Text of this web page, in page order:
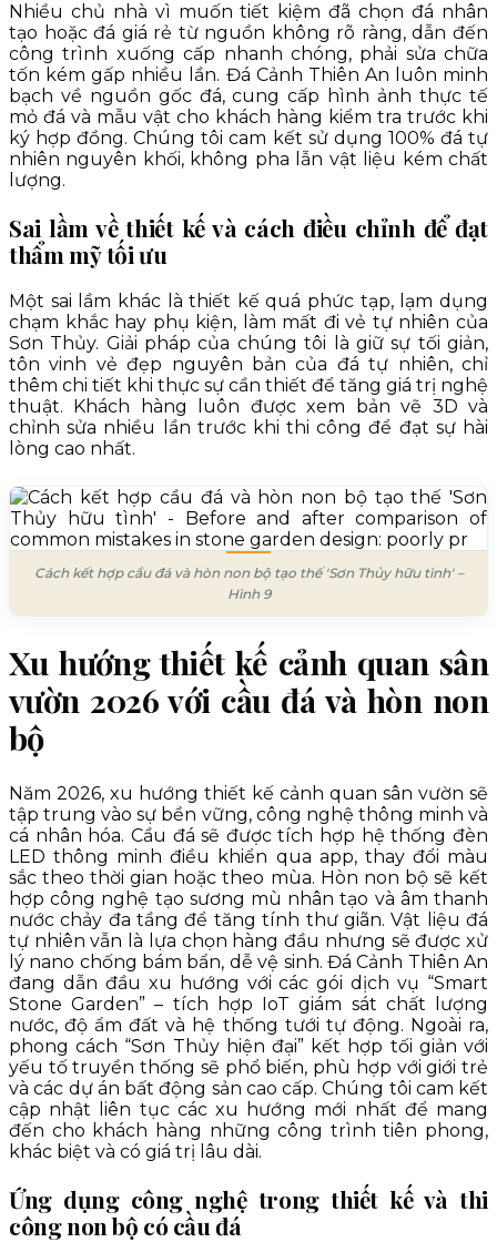
Nhiều chủ nhà vì muốn tiết kiệm đã chọn đá nhân
tạo hoặc đá giá rẻ từ nguồn không rõ ràng, dẫn đến
công trình xuống cấp nhanh chóng, phải sửa chữa
tốn kém gấp nhiều lần. Đá Cảnh Thiên An luôn minh
bạch về nguồn gốc đá, cung cấp hình ảnh thực tế
mỏ đá và mẫu vật cho khách hàng kiểm tra trước khi
ký hợp đồng. Chúng tôi cam kết sử dụng 100% đá tự
nhiên nguyên khối, không pha lẫn vật liệu kém chất
lượng.
Sai lầm về thiết kế và cách điều chỉnh để đạt
thẩm mỹ tối ưu
Một sai lầm khác là thiết kế quá phức tạp, lạm dụng
chạm khắc hay phụ kiện, làm mất đi vẻ tự nhiên của
Sơn Thủy. Giải pháp của chúng tôi là giữ sự tối giản,
tôn vinh vẻ đẹp nguyên bản của đá tự nhiên, chỉ
thêm chi tiết khi thực sự cần thiết để tăng giá trị nghệ
thuật. Khách hàng luôn được xem bản vẽ 3D và
chỉnh sửa nhiều lần trước khi thi công để đạt sự hài
lòng cao nhất.
Cách kết hợp cầu đá và hòn non bộ tạo thế 'Sơn Thủy hữu tình' –
Hình 9
Xu hướng thiết kế cảnh quan sân
vườn 2026 với cầu đá và hòn non
bộ
Năm 2026, xu hướng thiết kế cảnh quan sân vườn sẽ
tập trung vào sự bền vững, công nghệ thông minh và
cá nhân hóa. Cầu đá sẽ được tích hợp hệ thống đèn
LED thông minh điều khiển qua app, thay đổi màu
sắc theo thời gian hoặc theo mùa. Hòn non bộ sẽ kết
hợp công nghệ tạo sương mù nhân tạo và âm thanh
nước chảy đa tầng để tăng tính thư giãn. Vật liệu đá
tự nhiên vẫn là lựa chọn hàng đầu nhưng sẽ được xử
lý nano chống bám bẩn, dễ vệ sinh. Đá Cảnh Thiên An
đang dẫn đầu xu hướng với các gói dịch vụ “Smart
Stone Garden” – tích hợp IoT giám sát chất lượng
nước, độ ẩm đất và hệ thống tưới tự động. Ngoài ra,
phong cách “Sơn Thủy hiện đại” kết hợp tối giản với
yếu tố truyền thống sẽ phổ biến, phù hợp với giới trẻ
và các dự án bất động sản cao cấp. Chúng tôi cam kết
cập nhật liên tục các xu hướng mới nhất để mang
đến cho khách hàng những công trình tiên phong,
khác biệt và có giá trị lâu dài.
Ứng dụng công nghệ trong thiết kế và thi
công non bộ có cầu đá